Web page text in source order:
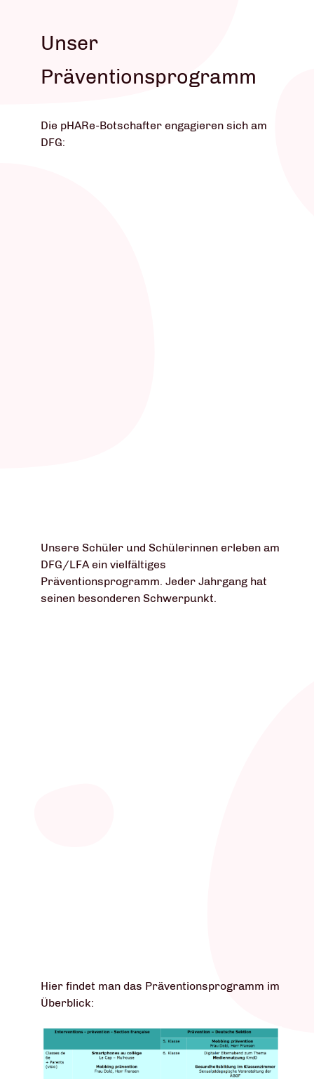
Unser
Präventionsprogramm
Die pHARe-Botschafter engagieren sich am
DFG:
Unsere Schüler und Schülerinnen erleben am
DFG/LFA ein vielfältiges
Präventionsprogramm. Jeder Jahrgang hat
seinen besonderen Schwerpunkt.
Hier findet man das Präventionsprogramm im
Überblick: